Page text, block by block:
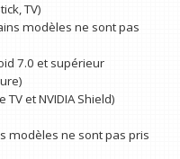
TV)
modèles ne sont pas
7.0 et supérieur
et NVIDIA Shield)
modèles ne sont pas pris